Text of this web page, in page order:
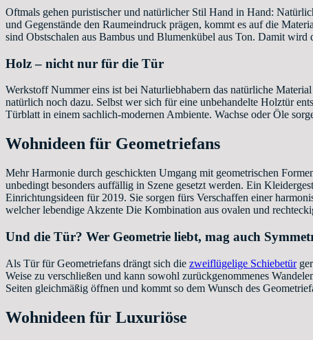
Oftmals gehen puristischer und natürlicher Stil Hand in Hand:
und Gegenstände den Raumeindruck prägen, kommt es auf die
sind Obstschalen aus Bambus und Blumenkübel aus Ton. Damit
Holz – nicht nur für die Tür
Werkstoff Nummer eins ist bei Naturliebhabern das natürliche
natürlich noch dazu. Selbst wer sich für eine unbehandelte Holztür
Türblatt in einem sachlich-modernen Ambiente. Wachse oder Öle
Wohnideen für Geometriefans
Mehr Harmonie durch geschickten Umgang mit geometrischen
unbedingt besonders auffällig in Szene gesetzt werden. Ein
Einrichtungsideen für 2019. Sie sorgen fürs Verschaffen einer
welcher lebendige Akzente Die Kombination aus ovalen und
Und die Tür? Wer Geometrie liebt, mag auch
Als Tür für Geometriefans drängt sich die zweiflügelige Schiebetür
Weise zu verschließen und kann sowohl zurückgenommenes
Seiten gleichmäßig öffnen und kommt so dem Wunsch des
Wohnideen für Luxuriöse